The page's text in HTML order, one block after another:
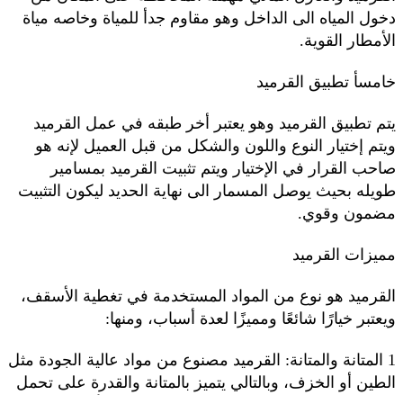
دخول المياه الى الداخل وهو مقاوم جدأ للمياة وخاصه مياة
الأمطار القوية.
خامسأ تطبيق القرميد
يتم تطبيق القرميد وهو يعتبر أخر طبقه في عمل القرميد
ويتم إختيار النوع واللون والشكل من قبل العميل لإنه هو
صاحب القرار في الإختيار ويتم تثبيت القرميد بمسامير
طويله بحيث يوصل المسمار الى نهاية الحديد ليكون التثبيت
مضمون وقوي.
مميزات القرميد
القرميد هو نوع من المواد المستخدمة في تغطية الأسقف،
ويعتبر خيارًا شائعًا ومميزًا لعدة أسباب، ومنها:
1 المتانة والمتانة: القرميد مصنوع من مواد عالية الجودة مثل
الطين أو الخزف، وبالتالي يتميز بالمتانة والقدرة على تحمل